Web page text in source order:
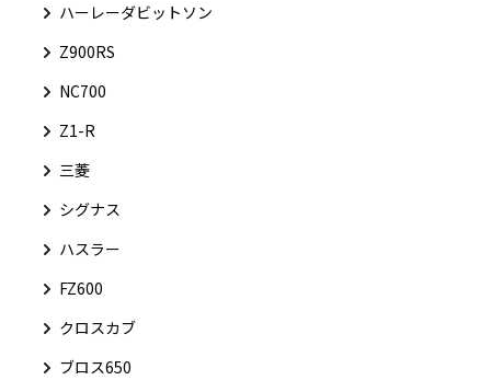
ハーレーダビットソン
Z900RS
NC700
Z1-R
三菱
シグナス
ハスラー
FZ600
クロスカブ
ブロス650